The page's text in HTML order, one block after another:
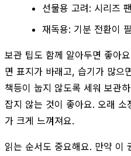
선물용 고려: 시리즈
재독용: 기분 전환이
보관 팁도 함께 알아두면 좋아
면 표지가 바래고, 습기가 많으
책등이 눕지 않도록 세워 보관
잡지 않는 것이 좋아요. 오래
가 크게 느껴져요.
읽는 순서도 중요해요. 만약 이